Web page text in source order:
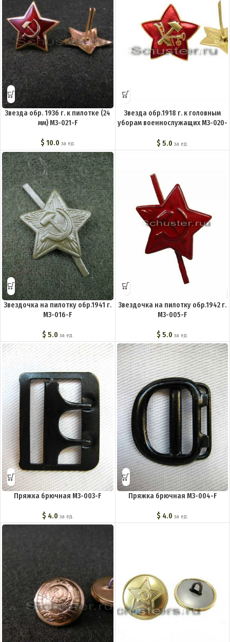
Звезда обр. 1936 г. к пилотке (24
мм) M3-021-F
$ 10.0 за ед.
Звезда обр.1918 г. к головным
уборам военнослужащих M3-020-
$ 5.0 за ед.
Звездочка на пилотку обр.1941 г.
M3-016-F
$ 5.0 за ед.
Звездочка на пилотку обр.1942 г.
M3-005-F
$ 5.0 за ед.
Пряжка брючная M3-003-F
$ 4.0 за ед.
Пряжка брючная M3-004-F
$ 4.0 за ед.